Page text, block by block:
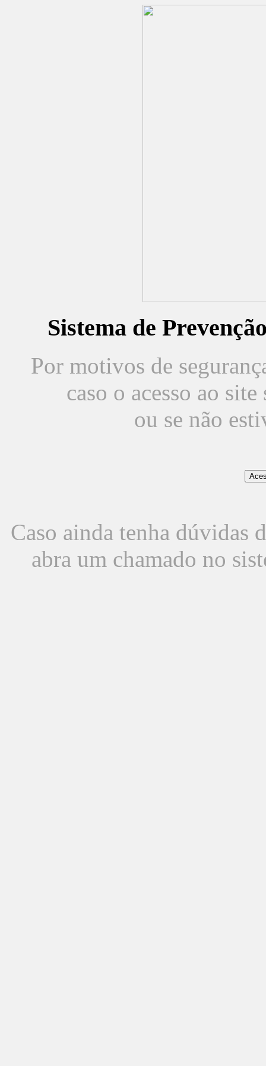
Sistema de
Por motivos de
caso o acesso ao
ou se não
Caso ainda tenha dúvidas
abra um chamado no